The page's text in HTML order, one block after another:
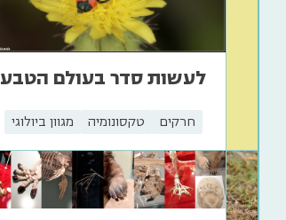
לעשות סדר בעולם הטבע
חרקים טקסונומיה מגוון ביולוגי